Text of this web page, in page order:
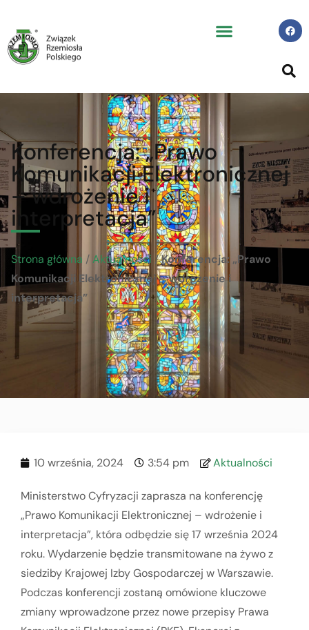
Konferencja: „Prawo
Komunikacji Elektronicznej
– wdrożenie i
interpretacja”
Strona główna /Aktualności /Konferencja: „Prawo
Komunikacji Elektronicznej – wdrożenie i
interpretacja”
10 września, 2024 3:54 pm Aktualności
Ministerstwo Cyfryzacji zaprasza na konferencję
„Prawo Komunikacji Elektronicznej – wdrożenie i
interpretacja”, która odbędzie się 17 września 2024
roku. Wydarzenie będzie transmitowane na żywo z
siedziby Krajowej Izby Gospodarczej w Warszawie.
Podczas konferencji zostaną omówione kluczowe
zmiany wprowadzone przez nowe przepisy Prawa